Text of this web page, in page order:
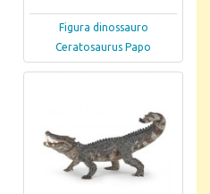
Figura dinossauro
Ceratosaurus Papo